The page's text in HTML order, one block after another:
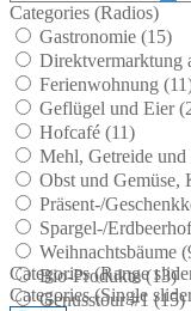
Categories (Radios)
Gastronomie (15)
Direktvermarktung
Ferienwohnung (11
Geflügel und Eier (
Hofcafé (11)
Mehl, Getreide
Obst und Gemüse,
Präsent-/
Spargel-/
Weihnachtsbäume (
Bio-Produkte (13)
Genusstour #1 (15)
Categories (Range
Categories (Single